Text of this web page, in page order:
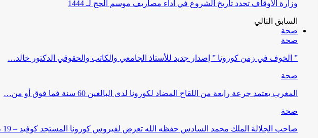
وزارة الأوقاف تحدد تاريخ الشروع في أداء مصاريف موسم الحج لـ 1444
السابق التالي
صحة
صحة
” الخوف في زمن كورونا ” إصدار جديد للأستاذ الجامعي والكاتب والحقوقي الدكتور خالد…
صحة
المغرب يعتمد جرعة رابعة من اللقاح المضاد لكورونا لدى البالغين 60 سنة فما فوق أو من…
صحة
صاحب الجلالة الملك محمد السادس حفظه الله تعرض لفيروس كورونا المستجد كوفيد – 19 ، بدون…